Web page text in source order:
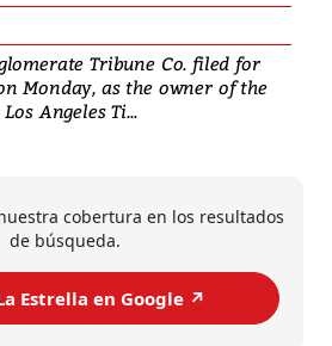
Tribune Co. filed for
Monday, as the owner of the
Angeles Ti...
cobertura en los resultados
de búsqueda.
Estrella en Google ↗️